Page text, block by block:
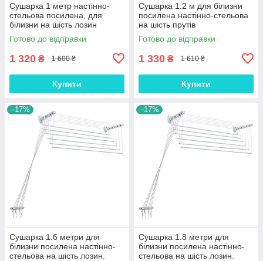
Сушарка 1 метр настінно-
стельова посилена, для
білизни на шість лозин
Готово до відправки
1 320 ₴ 1 600 ₴
Купити
Сушарка 1.2 м для білизни
посилена настінно-стельова
на шість прутів
Готово до відправки
1 330 ₴ 1 610 ₴
Купити
–17%
Сушарка 1.6 метри для
білизни посилена настінно-
стельова на шість лозин.
–17%
Сушарка 1.8 метри для
білизни посилена настінно-
стельова на шість лозин.